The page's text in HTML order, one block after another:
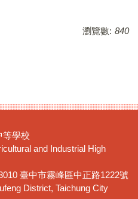
瀏覽數: 840
等學校
and Industrial High
臺中市霧峰區中正路1222號
District, Taichung City